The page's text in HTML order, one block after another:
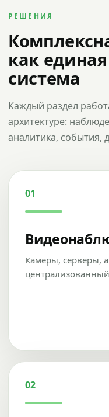
РЕШЕНИЯ
как
система
Каждый раздел
архитектуре:
аналитика, события,
01
Камеры, серверы,
02